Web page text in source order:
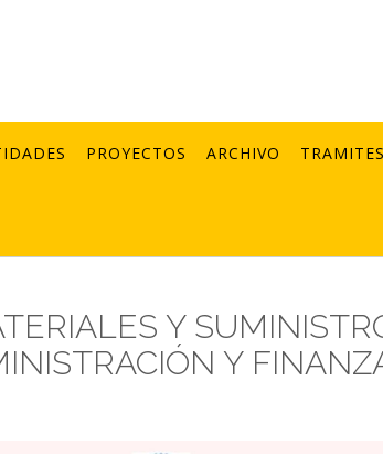
PROYECTOS ARCHIVO TRAMITES
Y
Y